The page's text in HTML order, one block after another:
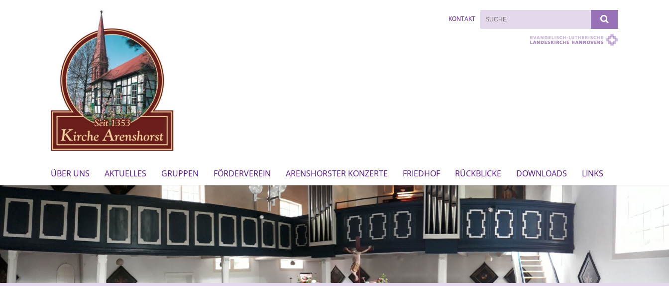
KONTAKT
ÜBER UNS AKTUELLES GRUPPEN FÖRDERVEREIN ARENSHORSTER KONZERTE FRIEDHOF RÜCKBLICKE DOWNLOADS LINKS